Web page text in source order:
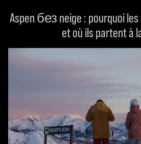
Aspen без neige : pourquoi
et où ils partent à